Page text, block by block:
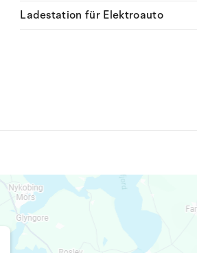
Ladestation für Elektroauto